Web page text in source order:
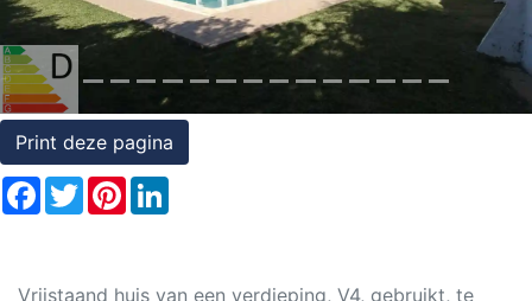
Getuigenissen
Rechten
op
onroerend
goed
Print deze pagina
Facebook
TwitterPinterest
Vrijstaand huis van een verdieping, V4, gebruikt, te